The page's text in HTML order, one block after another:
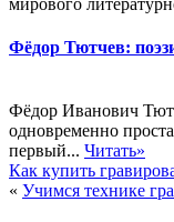
Фёдор Тютчев:
Фёдор Иванович
одновременно
первый... Читать»
Как купить
« Учимся технике